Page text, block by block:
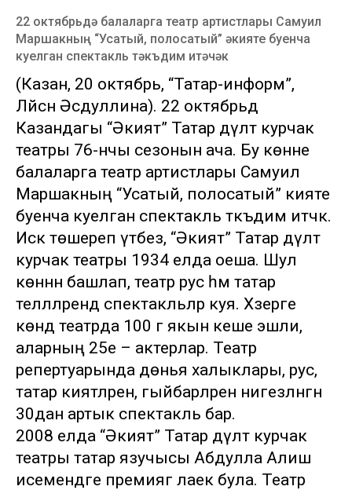
22 октябрьдә балаларга театр артистлары Самуил
Маршакның “Усатый, полосатый” әкияте буенча
куелган спектакль тәкъдим итәчәк
(Казан, 20 октябрь, “Татар-информ”,
Ләйсән Әсәдуллина). 22 октябрьдә
Казандагы “Әкият” Татар дәүләт курчак
театры 76-нчы сезонын ача. Бу көнне
балаларга театр артистлары Самуил
Маршакның “Усатый, полосатый” әкияте
буенча куелган спектакль тәкъдим итәчәк.
Искә төшереп үтәбез, “Әкият” Татар дәүләт
курчак театры 1934 елда оеша. Шул
көннән башлап, театр рус һәм татар
теллләрендә спектакльләр куя. Хәзерге
көндә театрда 100 гә якын кеше эшли,
аларның 25е – актерлар. Театр
репертуарында дөнья халыклары, рус,
татар әкиятләренә, гыйбарәләренә нигезләнгән
30дан артык спектакль бар.
2008 елда “Әкият” Татар дәүләт курчак
театры татар язучысы Абдулла Алиш
исемендәге премиягә лаек була. Театр